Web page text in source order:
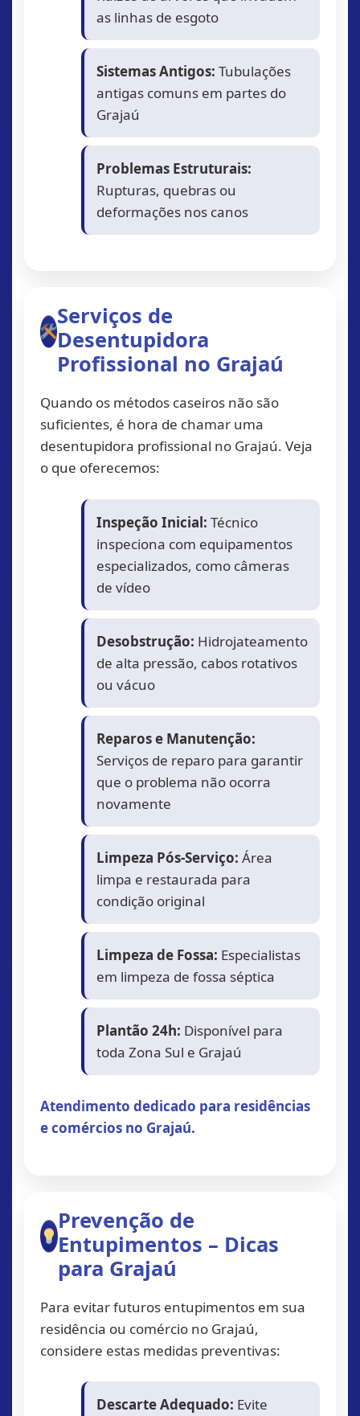
as linhas de esgoto
Sistemas Antigos: Tubulações
antigas comuns em partes do
Grajaú
Problemas Estruturais:
Rupturas, quebras ou
deformações nos canos
Serviços de
Desentupidora
Profissional no Grajaú
Quando os métodos caseiros não são
suficientes, é hora de chamar uma
desentupidora profissional no Grajaú. Veja
o que oferecemos:
Inspeção Inicial: Técnico
inspeciona com equipamentos
especializados, como câmeras
de vídeo
Desobstrução: Hidrojateamento
de alta pressão, cabos rotativos
ou vácuo
Reparos e Manutenção:
Serviços de reparo para garantir
que o problema não ocorra
novamente
Limpeza Pós-Serviço: Área
limpa e restaurada para
condição original
Limpeza de Fossa: Especialistas
em limpeza de fossa séptica
Plantão 24h: Disponível para
toda Zona Sul e Grajaú
Atendimento dedicado para residências
e comércios no Grajaú.
Prevenção de
Entupimentos – Dicas
para Grajaú
Para evitar futuros entupimentos em sua
residência ou comércio no Grajaú,
considere estas medidas preventivas:
Descarte Adequado: Evite